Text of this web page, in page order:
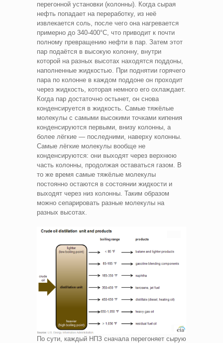
перегонной установки (колонны). Когда сырая
нефть попадает на переработку, из неё
извлекается соль, после чего она нагревается
примерно до 340-400°C, что приводит к почти
полному превращению нефти в пар. Затем этот
пар подаётся в высокую колонну, внутри
которой на разных высотах находятся поддоны,
наполненные жидкостью. При поднятии горячего
пара по колонне в каждом поддоне он проходит
через жидкость, которая немного его охлаждает.
Когда пар достаточно остынет, он снова
конденсируется в жидкость. Самые тяжёлые
молекулы с самыми высокими точками кипения
конденсируются первыми, внизу колонны, а
более лёгкие — последними, наверху колонны.
Самые лёгкие молекулы вообще не
конденсируются: они выходят через верхнюю
часть колонны, продолжая оставаться газом. В
то же время самые тяжёлые молекулы
постоянно остаются в состоянии жидкости и
выходят через низ колонны. Таким образом
можно сепарировать разные молекулы на
разных высотах.
По сути, каждый НПЗ сначала перегоняет сырую